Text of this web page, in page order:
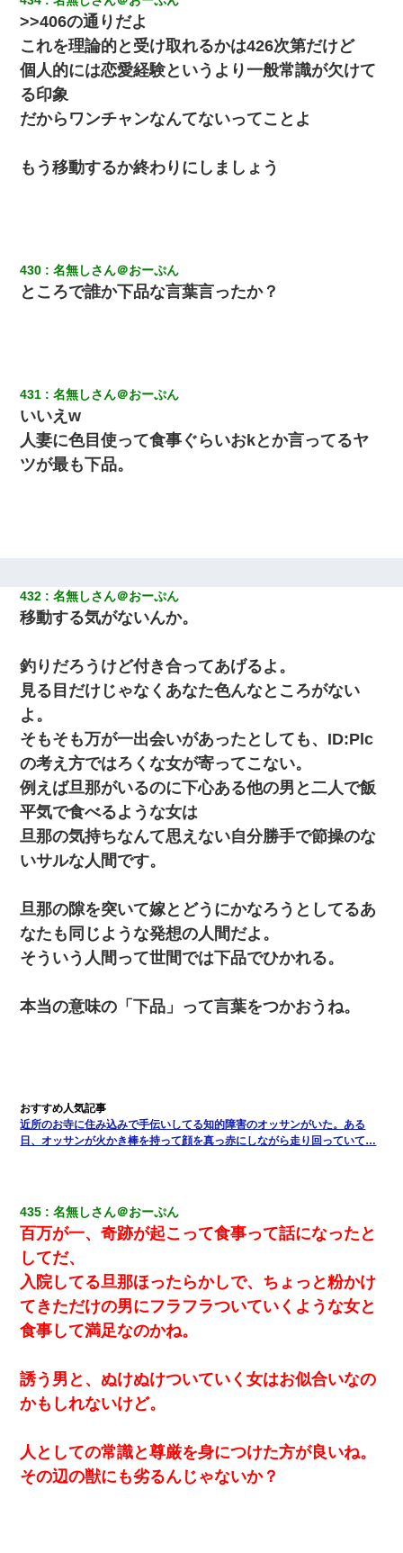
>>406の通りだよ
これを理論的と受け取れるかは426次第だけど
個人的には恋愛経験というより一般常識が欠けて
る印象
だからワンチャンなんてないってことよ
もう移動するか終わりにしましょう
430 名無しさん＠おーぷん
ところで誰か下品な言葉言ったか？
431 名無しさん＠おーぷん
いいえw
人妻に色目使って食事ぐらいおkとか言ってるヤ
ツが最も下品。
432 名無しさん＠おーぷん
移動する気がないんか。
釣りだろうけど付き合ってあげるよ。
見る目だけじゃなくあなた色んなところがない
よ。
そもそも万が一出会いがあったとしても、ID:Plc
の考え方ではろくな女が寄ってこない。
例えば旦那がいるのに下心ある他の男と二人で飯
平気で食べるような女は
旦那の気持ちなんて思えない自分勝手で節操のな
いサルな人間です。
旦那の隙を突いて嫁とどうにかなろうとしてるあ
なたも同じような発想の人間だよ。
そういう人間って世間では下品でひかれる。
本当の意味の「下品」って言葉をつかおうね。
近所のお寺に住み込みで手伝いしてる知的障害のオッサンがいた。ある
日、オッサンが火かき棒を持って顔を真っ赤にしながら走り回っていて…
435 名無しさん＠おーぷん
百万が一、奇跡が起こって食事って話になったと
してだ、
入院してる旦那ほったらかしで、ちょっと粉かけ
てきただけの男にフラフラついていくような女と
食事して満足なのかね。
誘う男と、ぬけぬけついていく女はお似合いなの
かもしれないけど。
人としての常識と尊厳を身につけた方が良いね。
その辺の獣にも劣るんじゃないか？